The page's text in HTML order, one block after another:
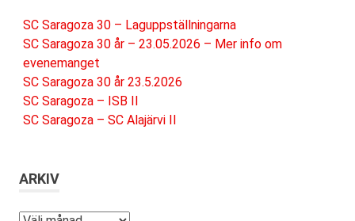
SC Saragoza 30 – Laguppställningarna
SC Saragoza 30 år – 23.05.2026 – Mer info om
evenemanget
SC Saragoza 30 år 23.5.2026
SC Saragoza – ISB II
SC Saragoza – SC Alajärvi II
ARKIV